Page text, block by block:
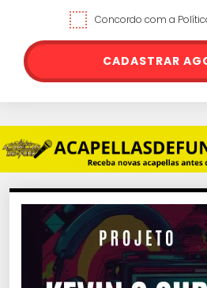
Concordo com a
CADASTRAR